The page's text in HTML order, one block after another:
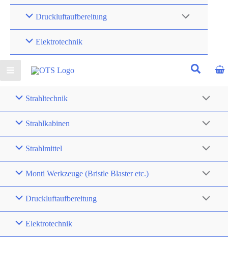
Druckluftaufbereitung
Elektrotechnik
Strahltechnik
Strahlkabinen
Strahlmittel
Monti Werkzeuge (Bristle Blaster etc.)
Druckluftaufbereitung
Elektrotechnik